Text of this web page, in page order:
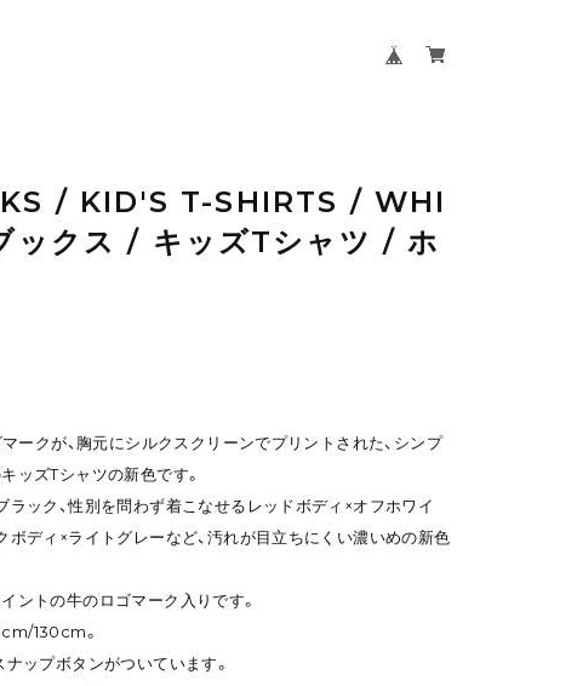
/ KID'S T-SHIRTS / WHI
ックス / キッズTシャツ / ホ
クが、胸元にシルクスクリーンでプリントされた、シンプ
ッズTシャツの新色です。
ラック、性別を問わず着こなせるレッドボディ×オフホワイ
ボディ×ライトグレーなど、汚れが目立ちにくい濃いめの新色
ントの牛のロゴマーク入りです。
130cm。
ップボタンがついています。